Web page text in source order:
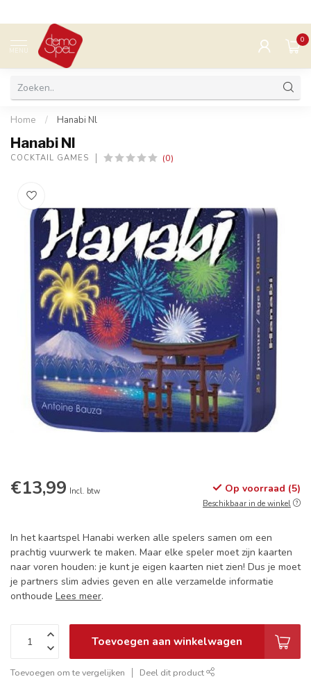
MENU
0
Home / Hanabi Nl
Hanabi Nl
COCKTAIL GAMES (0)
€13,99 Incl. btw Op voorraad (5)
Beschikbaar in de winkel
In het kaartspel Hanabi werken alle spelers samen om een
prachtig vuurwerk te maken. Maar elke speler moet zijn kaarten
naar voren houden: je kunt je eigen kaarten niet zien! Dus je moet
je partners slim advies geven en alle verzamelde informatie
onthoude Lees meer.
Toevoegen aan winkelwagen
Toevoegen om te vergelijken Deel dit product